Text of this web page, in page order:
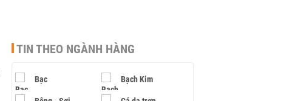
TIN THEO NGÀNH HÀNG
Bạc Bạch Kim